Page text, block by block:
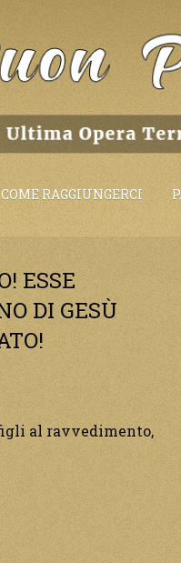
COME RAGGIUNGERCI
ESSE
DI GESÙ
al ravvedimento,